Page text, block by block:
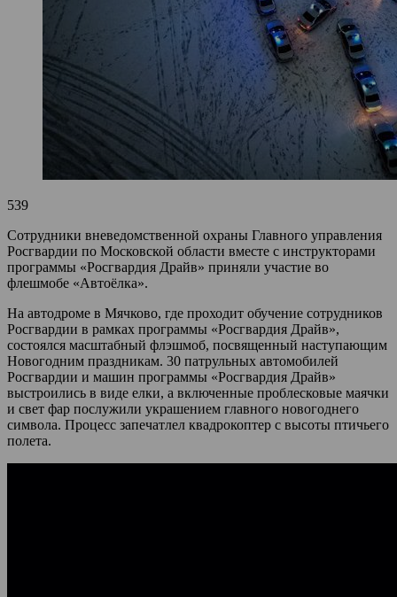
539
Сотрудники вневедомственной охраны Главного управления
Росгвардии по Московской области вместе с инструкторами
программы «Росгвардия Драйв» приняли участие во
флешмобе «Автоёлка».
На автодроме в Мячково, где проходит обучение сотрудников
Росгвардии в рамках программы «Росгвардия Драйв»,
состоялся масштабный флэшмоб, посвященный наступающим
Новогодним праздникам. 30 патрульных автомобилей
Росгвардии и машин программы «Росгвардия Драйв»
выстроились в виде елки, а включенные проблесковые маячки
и свет фар послужили украшением главного новогоднего
символа. Процесс запечатлел квадрокоптер с высоты птичьего
полета.